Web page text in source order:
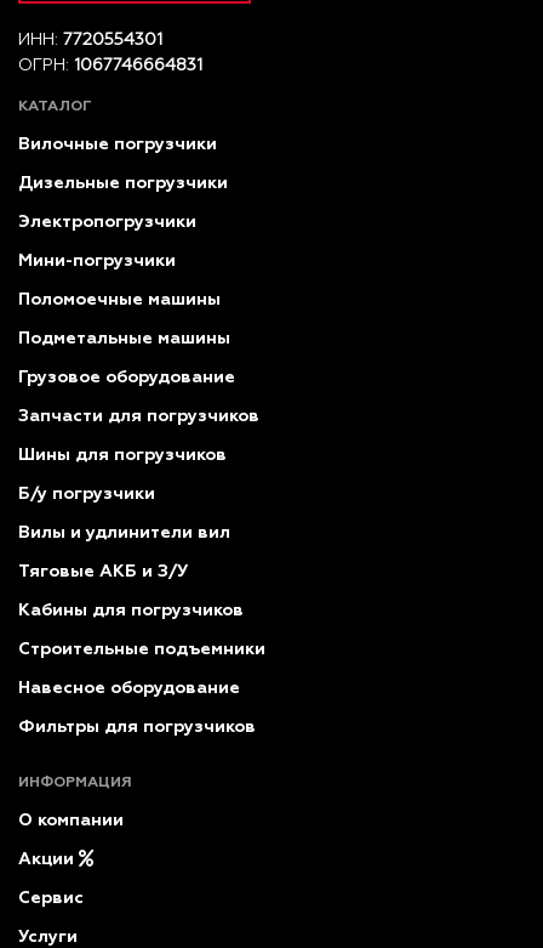
ИНН: 7720554301
ОГРН: 1067746664831
КАТАЛОГ
Вилочные погрузчики
Дизельные погрузчики
Электропогрузчики
Мини-погрузчики
Поломоечные машины
Подметальные машины
Грузовое оборудование
Запчасти для погрузчиков
Шины для погрузчиков
Б/у погрузчики
Вилы и удлинители вил
Тяговые АКБ и З/У
Кабины для погрузчиков
Строительные подъемники
Навесное оборудование
Фильтры для погрузчиков
ИНФОРМАЦИЯ
О компании
Акции
Сервис
Услуги